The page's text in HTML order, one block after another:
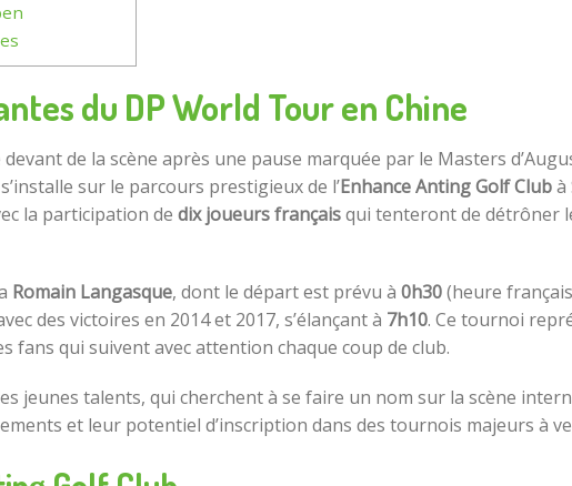
du DP World Tour en Chine
de la scène après une pause marquée par le Masters
sur le parcours prestigieux de l’Enhance Anting Golf Clubà
la participation de dix joueurs françaisqui tenteront de détrôner
Romain Langasque, dont le départ est prévu à 0h30(heure
des victoires en 2014 et 2017, s’élançant à 7h10. Ce tournoi
fans qui suivent avec attention chaque coup de club.
jeunes talents, qui cherchent à se faire un nom sur la scène
et leur potentiel d’inscription dans des tournois majeurs à